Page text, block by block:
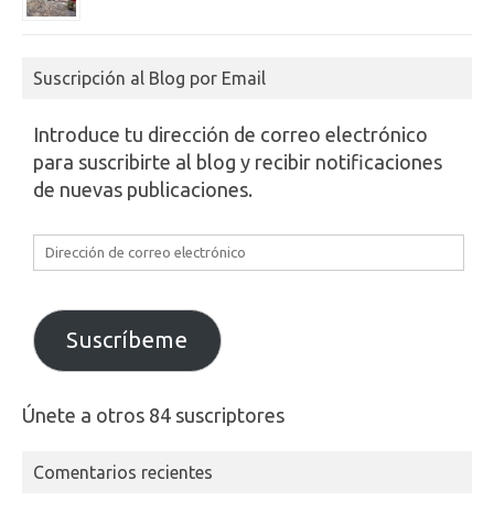
Suscripción al Blog por Email
Introduce tu dirección de correo electrónico
para suscribirte al blog y recibir notificaciones
de nuevas publicaciones.
Dirección
de
electrónico
Suscríbeme
Únete a otros 84 suscriptores
Comentarios recientes